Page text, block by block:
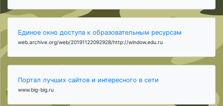
Единое окно доступа к образовательным ресурсам
web.archive.org/web/20191122092928/http://window.edu.ru
Портал лучших сайтов и интересного в сети
www.big-big.ru